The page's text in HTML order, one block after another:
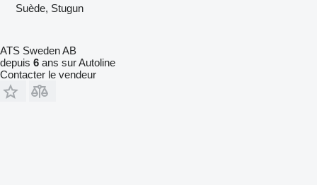
Suède, Stugun
ATS Sweden AB
depuis 6 ans sur Autoline
Contacter le vendeur